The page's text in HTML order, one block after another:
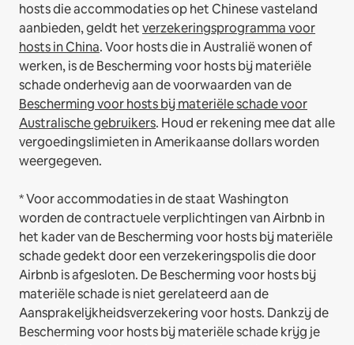
hosts die accommodaties op het Chinese vasteland
aanbieden, geldt hetverzekeringsprogramma voor
hosts in China.Voor hosts die in Australië wonen of
werken, is de Bescherming voor hosts bij materiële
schade onderhevig aan de voorwaarden van de
Bescherming voor hosts bij materiële schade voor
Australische gebruikers. Houd er rekening mee dat alle
vergoedingslimieten in Amerikaanse dollars worden
weergegeven.
* Voor accommodaties in de staat Washington
worden de contractuele verplichtingen van Airbnb in
het kader van de Bescherming voor hosts bij materiële
schade gedekt door een verzekeringspolis die door
Airbnb is afgesloten. De Bescherming voor hosts bij
materiële schade is niet gerelateerd aan de
Aansprakelijkheidsverzekering voor hosts. Dankzij de
Bescherming voor hosts bij materiële schade krijg je